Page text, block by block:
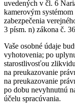
uvedených v čl. 6
kamerovým systémom
zabezpečenia
3 písm. n) zákona č.
Vaše osobné údaje
vyhotovenia; po
starostlivosťou
na preukazovanie
na preukazovanie
po dobu nevyhnutnú
účelu spracúvania.